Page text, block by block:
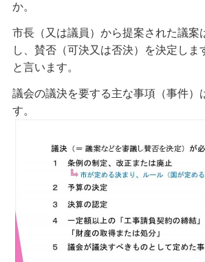
か。
市長（又は議員）から提案された議案
し、賛否（可決又は否決）を決定しま
と言います。
議会の議決を要する主な事項（事件）
す。